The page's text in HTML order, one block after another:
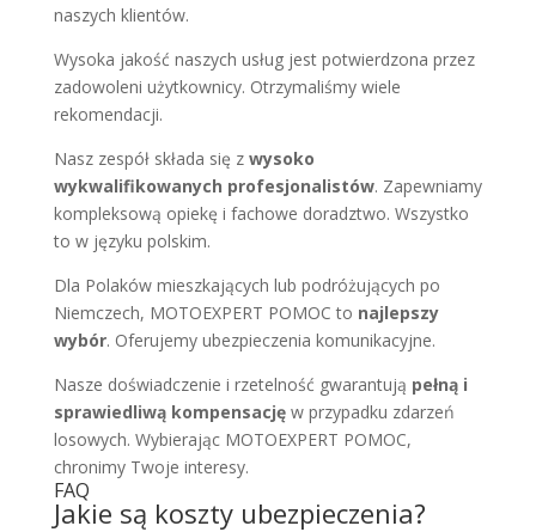
naszych klientów.
Wysoka jakość naszych usług jest potwierdzona przez
zadowoleni użytkownicy. Otrzymaliśmy wiele
rekomendacji.
Nasz zespół składa się z wysoko
wykwalifikowanych profesjonalistów. Zapewniamy
kompleksową opiekę i fachowe doradztwo. Wszystko
to w języku polskim.
Dla Polaków mieszkających lub podróżujących po
Niemczech, MOTOEXPERT POMOC to najlepszy
wybór. Oferujemy ubezpieczenia komunikacyjne.
Nasze doświadczenie i rzetelność gwarantują pełną i
sprawiedliwą kompensacjęw przypadku zdarzeń
losowych. Wybierając MOTOEXPERT POMOC,
chronimy Twoje interesy.
FAQ
Jakie są koszty ubezpieczenia?